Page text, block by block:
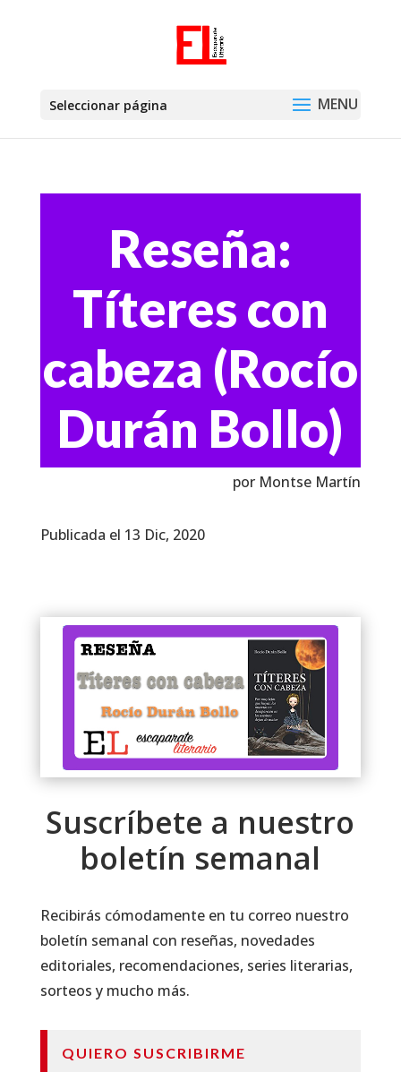
Seleccionar página
Reseña:
Títeres con
cabeza (Rocío
Durán Bollo)
por Montse Martín
Publicada el 13 Dic, 2020
Suscríbete a nuestro
boletín semanal
Recibirás cómodamente en tu correo nuestro
boletín semanal con reseñas, novedades
editoriales, recomendaciones, series literarias,
sorteos y mucho más.
QUIERO SUSCRIBIRME